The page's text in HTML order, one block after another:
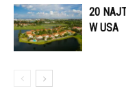
20
W USA